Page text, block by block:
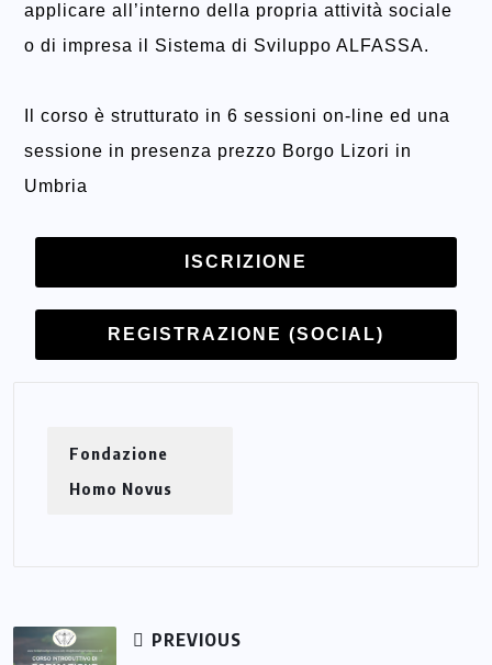
applicare all’interno della propria attività sociale
o di impresa il Sistema di Sviluppo ALFASSA.
Il corso è strutturato in 6 sessioni on-line ed una
sessione in presenza prezzo Borgo Lizori in
Umbria
ISCRIZIONE
REGISTRAZIONE (SOCIAL)
Fondazione
Homo Novus
PREVIOUS